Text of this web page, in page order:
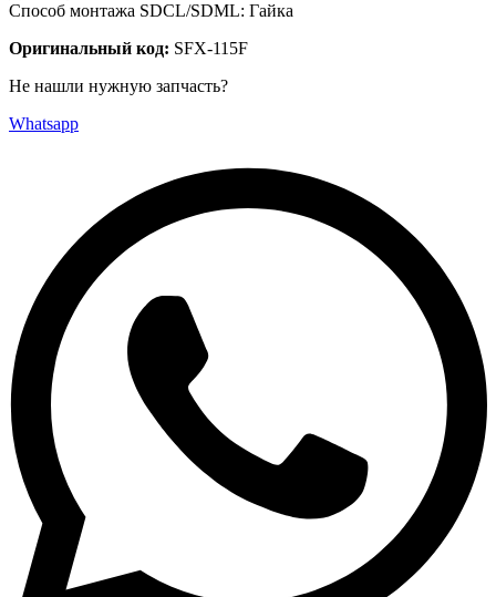
Способ монтажа SDCL/SDML: Гайка
Оригинальный код: SFX-115F
Не нашли нужную запчасть?
Whatsapp